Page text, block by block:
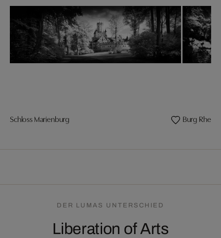
Schloss Marienburg Burg
DER LUMAS UNTERSCHIED
Liberation of Arts